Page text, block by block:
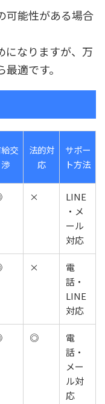
可能性がある場合
になりますが、万
適です。
交
渉
法的対
応
サポー
ト方法
×
LINE
・メ
ール
対応
×
電
話・
LINE
対応
◎
電
話・
メー
ル対
応